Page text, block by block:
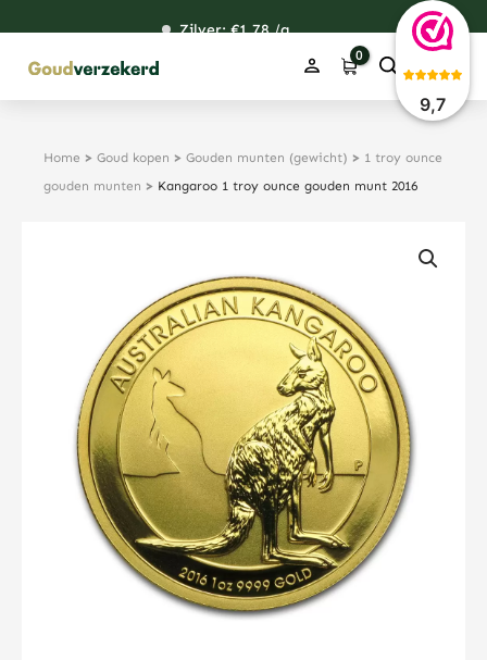
9,7
inhoud
121,03
Zilver: €1,78/g
48,98
38,26
Home > Goud kopen > Gouden munten (gewicht) > 1 troy ounce
gouden munten > Kangaroo 1 troy ounce gouden munt 2016